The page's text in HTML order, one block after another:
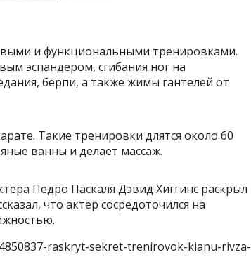
и функциональными тренировками.
эспандером, сгибания ног на
берпи, а также жимы гантелей от
Такие тренировки длятся около 60
ванны и делает массаж.
Педро Паскаля Дэвид Хиггинс раскрыл
что актер сосредоточился на
raskryt-sekret-trenirovok-kianu-rivza-